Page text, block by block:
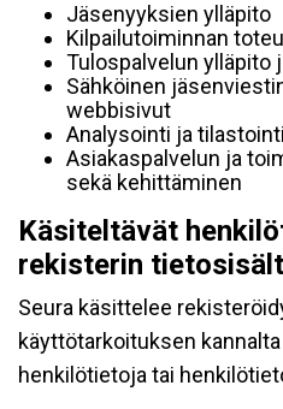
Jäsenyyksien ylläpito
Kilpailutoiminnan
Tulospalvelun ylläpito
Sähköinen
webbisivut
Analysointi ja tilastointi
Asiakaspalvelun ja
sekä kehittäminen
Käsiteltävät
rekisterin
Seura käsittelee
käyttötarkoituksen
henkilötietoja tai